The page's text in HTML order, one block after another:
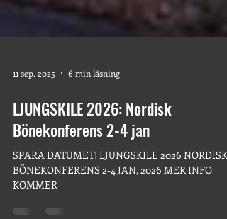
11 sep. 2025 6 min läsning
LJUNGSKILE 2026: Nordisk
Bönekonferens 2-4 jan
SPARA DATUMET! LJUNGSKILE 2026 NORDISK